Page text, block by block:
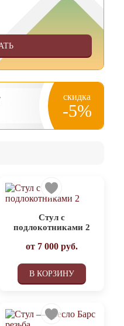
скидка
-5%
Стул с
подлокотниками 2
от 7 000руб.
В КОРЗИНУ